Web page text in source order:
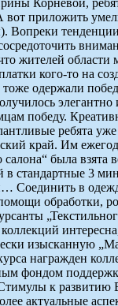
приложить
жителей
кого-то на
одержали
ребята
край. Им
была
стандартные 3
Соединить в
изысканную
награжден
фондом
к развитию
актуальные